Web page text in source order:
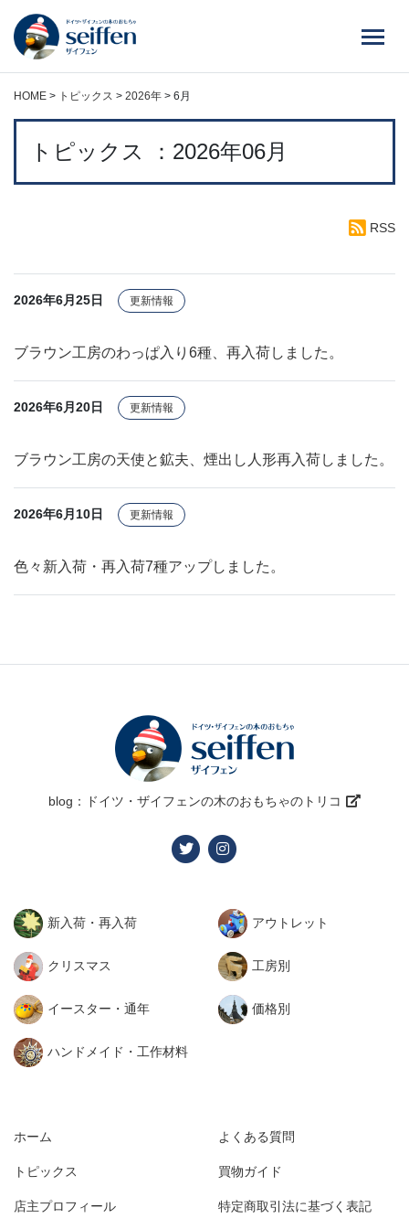
ン
HOME > トピックス > 2026年 > 6月
トピックス ：2026年06月
RSS
2026年6月25日 更新情報
ブラウン工房のわっぱ入り6種、再入荷しました。
2026年6月20日 更新情報
ブラウン工房の天使と鉱夫、煙出し人形再入荷しました。
2026年6月10日 更新情報
色々新入荷・再入荷7種アップしました。
blog：ドイツ・ザイフェンの木のおもちゃのトリコ
新入荷・再入荷
クリスマス
イースター・通年
ハンドメイド・工作材料
アウトレット
工房別
価格別
ホーム
トピックス
店主プロフィール
よくある質問
買物ガイド
特定商取引法に基づく表記